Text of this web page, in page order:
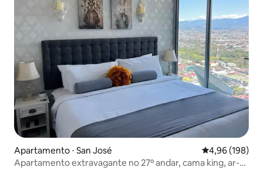
Apartamento ⋅ San José 4,96 de uma
4,96 (198)
Apartamento extravagante no 27º andar, cama king, ar-